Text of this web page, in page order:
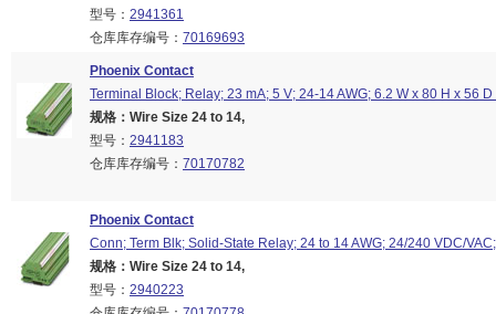
型号： 2941361
仓库库存编号： 70169693
Phoenix Contact
Terminal Block; Relay; 23 mA; 5 V; 24-14 AWG; 6.2 W x 80 H x 56 D
规格：Wire Size 24 to 14,
型号： 2941183
仓库库存编号： 70170782
Phoenix Contact
Conn; Term Blk; Solid-State Relay; 24 to 14 AWG; 24/240 VDC/
规格：Wire Size 24 to 14,
型号： 2940223